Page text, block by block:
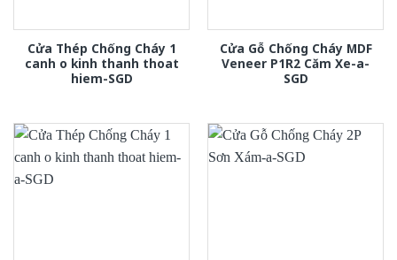
Cửa Thép Chống Cháy 1
canh o kinh thanh thoat
hiem-SGD
Cửa Gỗ Chống Cháy MDF
Veneer P1R2 Căm Xe-a-
SGD